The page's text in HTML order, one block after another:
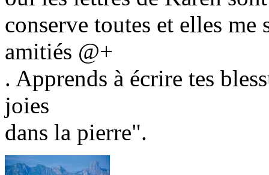
conserve toutes et elles me
amitiés @+
. Apprends à écrire tes
joies
dans la pierre".